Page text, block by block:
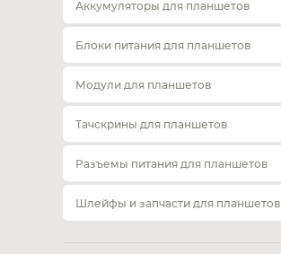
Аккумуляторы для планшетов
Блоки питания для планшетов
Модули для планшетов
Тачскрины для планшетов
Разъемы питания для планшетов
Шлейфы и запчасти для планшетов